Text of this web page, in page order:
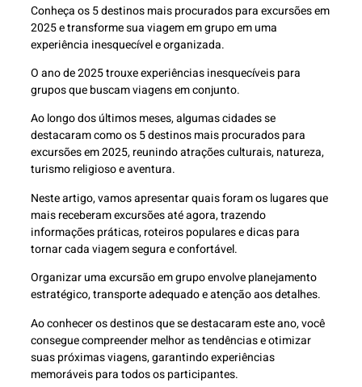
Conheça os 5 destinos mais procurados para excursões em
2025 e transforme sua viagem em grupo em uma
experiência inesquecível e organizada.
O ano de 2025 trouxe experiências inesquecíveis para
grupos que buscam viagens em conjunto.
Ao longo dos últimos meses, algumas cidades se
destacaram como os 5 destinos mais procurados para
excursões em 2025, reunindo atrações culturais, natureza,
turismo religioso e aventura.
Neste artigo, vamos apresentar quais foram os lugares que
mais receberam excursões até agora, trazendo
informações práticas, roteiros populares e dicas para
tornar cada viagem segura e confortável.
Organizar uma excursão em grupo envolve planejamento
estratégico, transporte adequado e atenção aos detalhes.
Ao conhecer os destinos que se destacaram este ano, você
consegue compreender melhor as tendências e otimizar
suas próximas viagens, garantindo experiências
memoráveis para todos os participantes.